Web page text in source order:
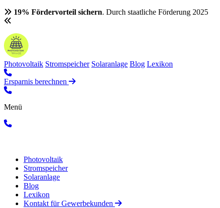
19% Fördervorteil sichern. Durch staatliche Förderung 2025
Photovoltaik Stromspeicher Solaranlage Blog Lexikon
Ersparnis berechnen
Menü
Photovoltaik
Stromspeicher
Solaranlage
Blog
Lexikon
Kontakt für Gewerbekunden